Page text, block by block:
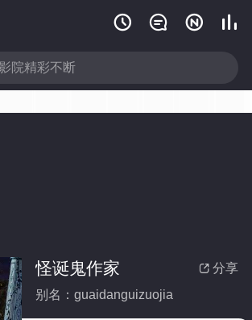
   
 分享
怪诞鬼作家
别名：guaidanguizuojia